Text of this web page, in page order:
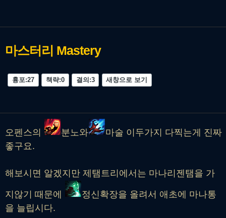
마스터리 Mastery
흉포:27 책략:0 결의:3 새창으로 보기
오펜스의 분노와
마술 이두가지 다찍는게 진짜
좋구요.
해보시면 알겠지만 제탬트리에서는 마나리젠탬을 가
지않기 때문에
정신확장을 올려서 애초에 마나통
을 늘립시다.